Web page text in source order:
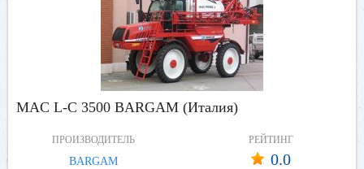
MAC L-C 3500 BARGAM (Италия)
ПРОИЗВОДИТЕЛЬ
BARGAM
РЕЙТИНГ
0.0